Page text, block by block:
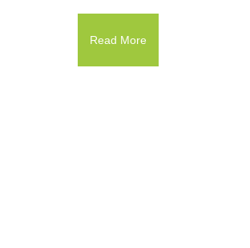
Read More